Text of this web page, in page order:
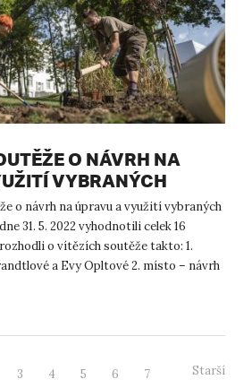
O NÁVRH NA
VYBRANÝCH
UJEP
o návrh na úpravu a využití vybraných
31. 5. 2022 vyhodnotili celek 16
o vítězích soutěže takto: 1.
a Evy Opltové 2. místo – návrh
3 4 5 6
7
Starší